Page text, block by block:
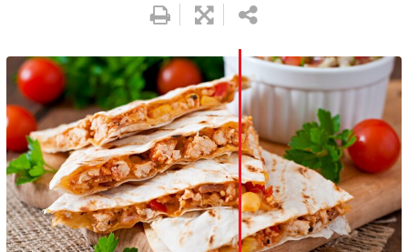
LinkedIn
Whatsapp
Pinterest